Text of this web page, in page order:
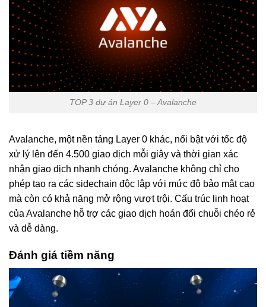
TOP 3 dự án Layer 0 – Avalanche
Avalanche, một nền tảng Layer 0 khác, nổi bật với tốc độ
xử lý lên đến 4.500 giao dịch mỗi giây và thời gian xác
nhận giao dịch nhanh chóng. Avalanche không chỉ cho
phép tạo ra các sidechain độc lập với mức độ bảo mật cao
mà còn có khả năng mở rộng vượt trội. Cấu trúc linh hoạt
của Avalanche hỗ trợ các giao dịch hoán đổi chuỗi chéo rẻ
và dễ dàng.
Đánh giá tiềm năng